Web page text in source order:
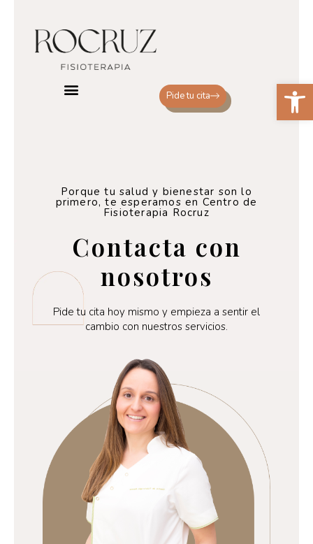
Pide tu cita
Porque tu salud y bienestar son lo
primero, te esperamos en Centro de
Fisioterapia Rocruz
Contacta con
nosotros
Pide tu cita hoy mismo y empieza a sentir el
cambio con nuestros servicios.
Abrir